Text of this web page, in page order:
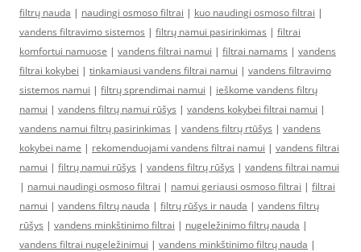
filtrų nauda | naudingi osmoso filtrai | kuo naudingi osmoso filtrai |
vandens filtravimo sistemos | filtrų namui pasirinkimas | filtrai
komfortui namuose | vandens filtrai namui | filtrai namams | vandens
filtrai kokybei | tinkamiausi vandens filtrai namui | vandens filtravimo
sistemos namui | filtrų sprendimai namui | ieškome vandens filtrų
namui | vandens filtrų namui rūšys | vandens kokybei filtrai namui |
vandens namui filtrų pasirinkimas | vandens filtrų rtūšys | vandens
kokybei name | rekomenduojami vandens filtrai namui | vandens filtrai
namui | filtrų namui rūšys | vandens filtrų rūšys | vandens filtrai namui
| namui naudingi osmoso filtrai | namui geriausi osmoso filtrai | filtrai
namui | vandens filtrų nauda | filtrų rūšys ir nauda | vandens filtrų
rūšys | vandens minkštinimo filtrai | nugeležinimo filtrų nauda |
vandens filtrai nugeležinimui | vandens minkštinimo filtrų nauda |